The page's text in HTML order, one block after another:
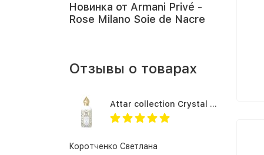
Новинка от Armani Privé -
Rose Milano Soie de Nacre
Отзывы о товарах
Attar collection Crystal love for her
Коротченко Светлана